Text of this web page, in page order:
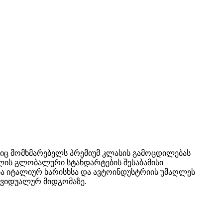
პრემიუმ კლასის გამოცდილებას
გლობალური სტანდარტების შესაბამისი
იტალიურ ხარისხსა და ავტოინდუსტრიის უმაღლეს
მიდგომაზე.